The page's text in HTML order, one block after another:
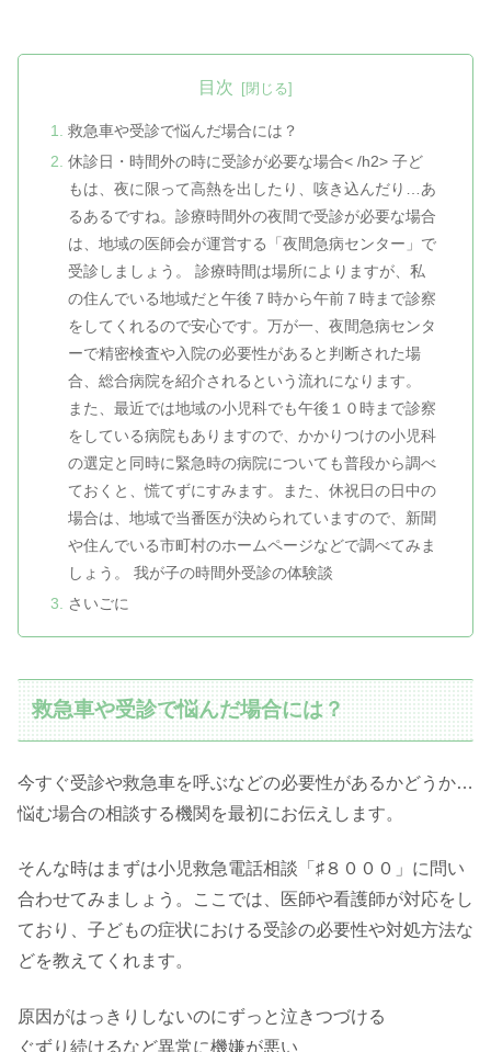
目次
救急車や受診で悩んだ場合には？
休診日・時間外の時に受診が必要な場合< /h2> 子ど
もは、夜に限って高熱を出したり、咳き込んだり…あ
るあるですね。診療時間外の夜間で受診が必要な場合
は、地域の医師会が運営する「夜間急病センター」で
受診しましょう。 診療時間は場所によりますが、私
の住んでいる地域だと午後７時から午前７時まで診察
をしてくれるので安心です。万が一、夜間急病センタ
ーで精密検査や入院の必要性があると判断された場
合、総合病院を紹介されるという流れになります。
また、最近では地域の小児科でも午後１０時まで診察
をしている病院もありますので、かかりつけの小児科
の選定と同時に緊急時の病院についても普段から調べ
ておくと、慌てずにすみます。また、休祝日の日中の
場合は、地域で当番医が決められていますので、新聞
や住んでいる市町村のホームページなどで調べてみま
しょう。 我が子の時間外受診の体験談
さいごに
救急車や受診で悩んだ場合には？
今すぐ受診や救急車を呼ぶなどの必要性があるかどうか…
悩む場合の相談する機関を最初にお伝えします。
そんな時はまずは小児救急電話相談「♯８０００」に問い
合わせてみましょう。ここでは、医師や看護師が対応をし
ており、子どもの症状における受診の必要性や対処方法な
どを教えてくれます。
原因がはっきりしないのにずっと泣きつづける
ぐずり続けるなど異常に機嫌が悪い